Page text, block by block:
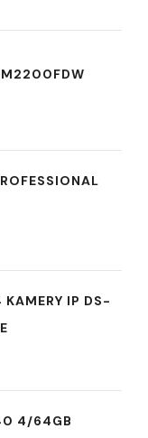
IP DS-
4/64GB